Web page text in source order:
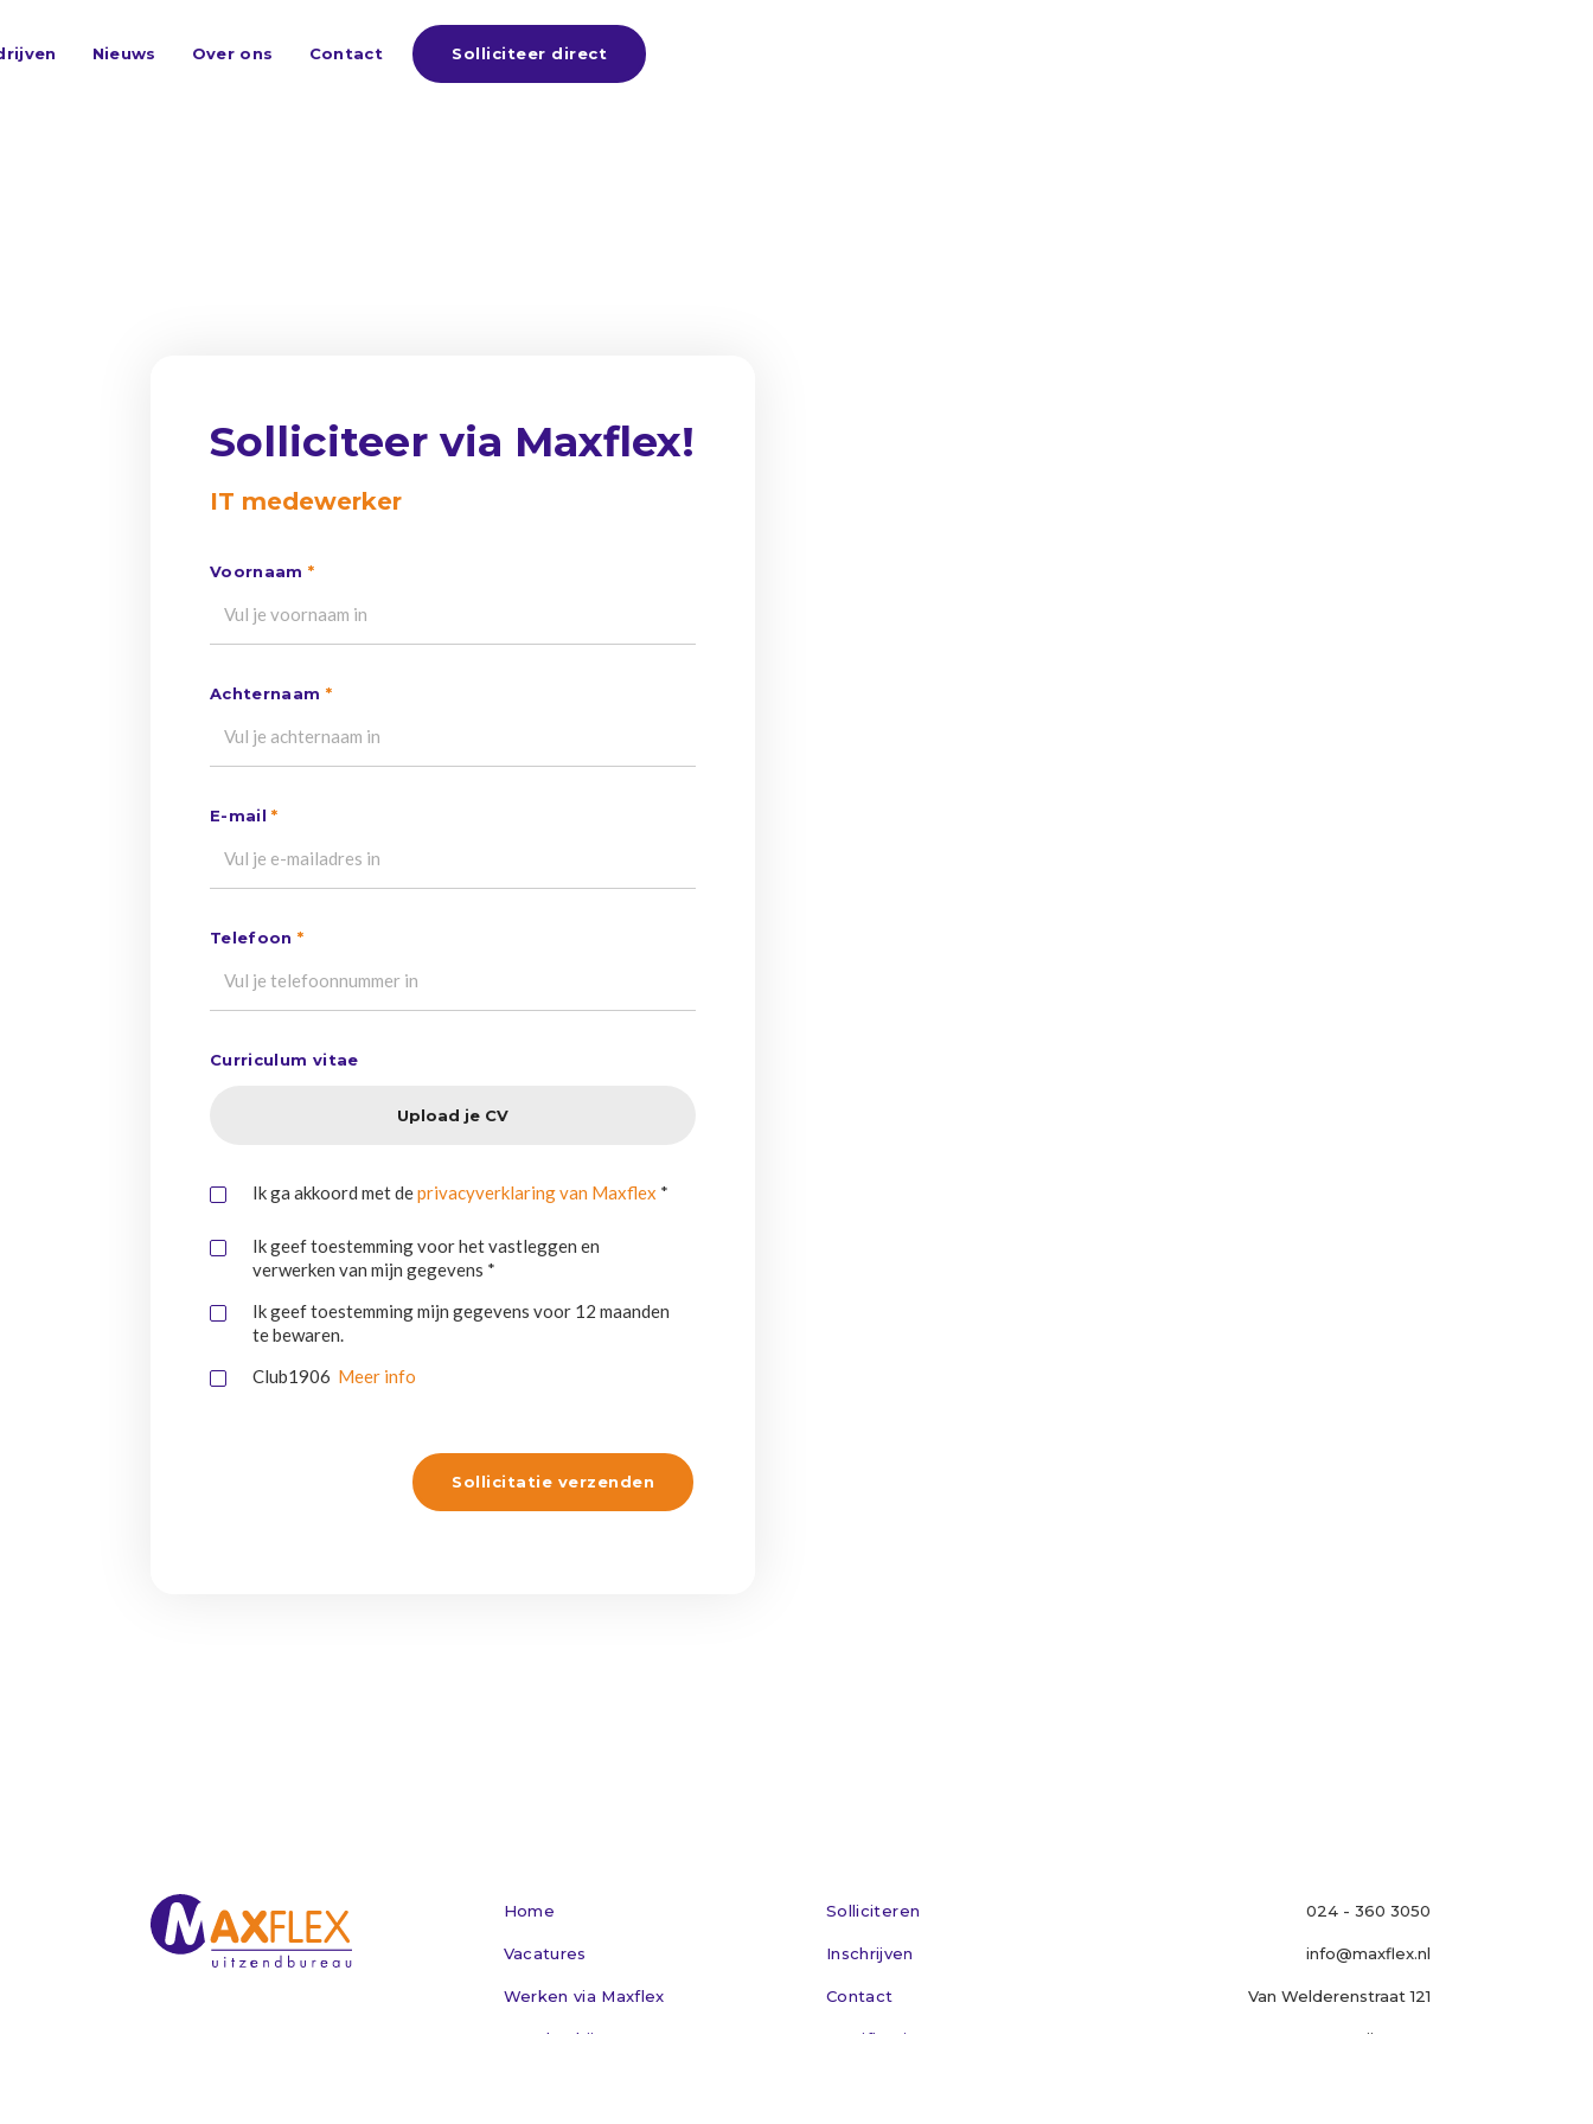
Nieuws Over ons Contact Solliciteer direct
Solliciteer via Maxflex!
IT medewerker
Voornaam*
Achternaam *
E-mail*
Telefoon*
Curriculum vitae
Upload je CV
Ik ga akkoord met deprivacyverklaring van Maxflex *
Ik geef toestemming voor het vastleggen en
verwerken van mijn gegevens *
Ik geef toestemming mijn gegevens voor 12 maanden
te bewaren.
Club1906 Meer info
Home
Vacatures
Werken via Maxflex
Voor bedrijven
Solliciteren
Inschrijven
Contact
Certificering
024 - 360 3050
info@maxflex.nl
Van Welderenstraat 121
6511 MH Nijmegen